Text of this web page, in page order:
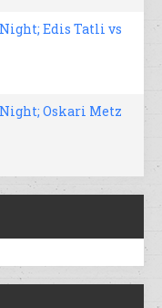
Edis Tatli vs
Oskari Metz